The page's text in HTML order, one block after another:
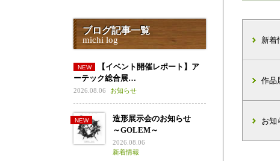
新着
作品
お知
ブログ記事一覧
michi log
【イベント開催レポート】ア
ーテック総合展…
2026.08.06 お知らせ
造形展示会のお知らせ
～GOLEM～
2026.08.06
新着情報